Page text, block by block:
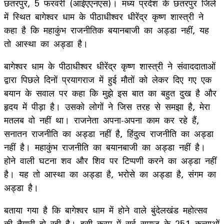
में स्थित बागेश्वर धाम के पीठाधीश्वर धीरेंद्र कृष्ण शास्त्री ने
कहा है कि महाकुंभ राजनीतिक बयानबाजी का अड्डा नहीं, यह
तो आस्था का अड्डा है।
बागेश्वर धाम के पीठाधीश्वर धीरेंद्र कृष्ण शास्त्री ने संवाददाताओं
द्वारा पिछले दिनों प्रयागराज में हुई मौतों को लेकर दिए गए एक
बयान के सवाल पर कहा कि मुझे इस बात का बहुत दुख है और
हृदय में पीड़ा है। उसको लोगों ने जिस तरह से समझा है, मेरा
मतलब वो नहीं था। राजनेता अपना-अपना काम कर रहे हैं,
सनातन राजनीति का अड्डा नहीं है, हिंदुत्व राजनीति का अड्डा
नहीं है। महाकुंभ राजनीति का बयानबाजी का अड्डा नहीं है।
होने वाली घटना शव और शिव पर टिप्पणी करने का अड्डा नहीं
है। यह तो आस्था का अड्डा है, भरोसे का अड्डा है, संगम का
अड्डा है।
बताया गया है कि बागेश्वर धाम में होने वाले बुंदेलखंड महोत्सव